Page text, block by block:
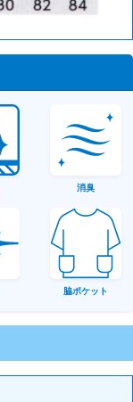
消臭
脇ポケット